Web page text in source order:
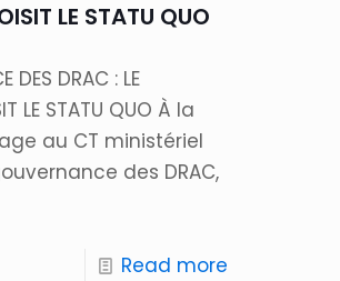
LE STATU QUO
DES DRAC : LE
LE STATU QUO À la
au CT ministériel
des DRAC,
Read more